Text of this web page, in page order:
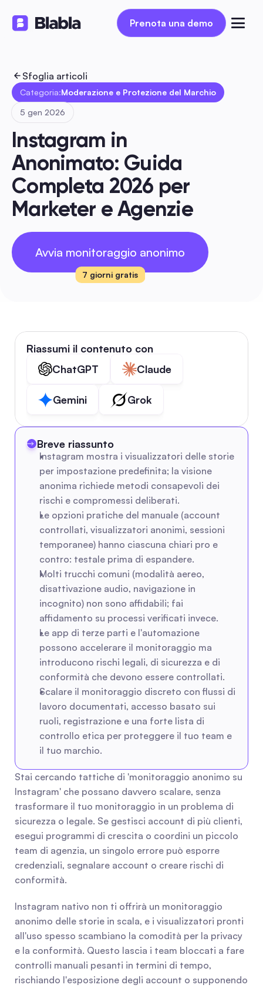
Prenota una demo
Prenota una demo
Sfoglia articoli
Categoria:Moderazione e Protezione del Marchio
5 gen 2026
Instagram in
Anonimato: Guida
Completa 2026 per
Marketer e Agenzie
Avvia monitoraggio anonimo
7 giorni gratis
Riassumi il contenuto con
ChatGPT
Claude
Gemini Grok
Breve riassunto
Instagram mostra i visualizzatori delle storie
per impostazione predefinita; la visione
anonima richiede metodi consapevoli dei
rischi e compromessi deliberati.
Le opzioni pratiche del manuale (account
controllati, visualizzatori anonimi, sessioni
temporanee) hanno ciascuna chiari pro e
contro: testale prima di espandere.
Molti trucchi comuni (modalità aereo,
disattivazione audio, navigazione in
incognito) non sono affidabili; fai
affidamento su processi verificati invece.
Le app di terze parti e l'automazione
possono accelerare il monitoraggio ma
introducono rischi legali, di sicurezza e di
conformità che devono essere controllati.
Scalare il monitoraggio discreto con flussi di
lavoro documentati, accesso basato sui
ruoli, registrazione e una forte lista di
controllo etica per proteggere il tuo team e
il tuo marchio.
Stai cercando tattiche di 'monitoraggio anonimo su
Instagram' che possano davvero scalare, senza
trasformare il tuo monitoraggio in un problema di
sicurezza o legale. Se gestisci account di più clienti,
esegui programmi di crescita o coordini un piccolo
team di agenzia, un singolo errore può esporre
credenziali, segnalare account o creare rischi di
conformità.
Instagram nativo non ti offrirà un monitoraggio
anonimo delle storie in scala, e i visualizzatori pronti
all'uso spesso scambiano la comodità per la privacy
e la conformità. Questo lascia i team bloccati a fare
controlli manuali pesanti in termini di tempo,
rischiando l'esposizione degli account o supponendo